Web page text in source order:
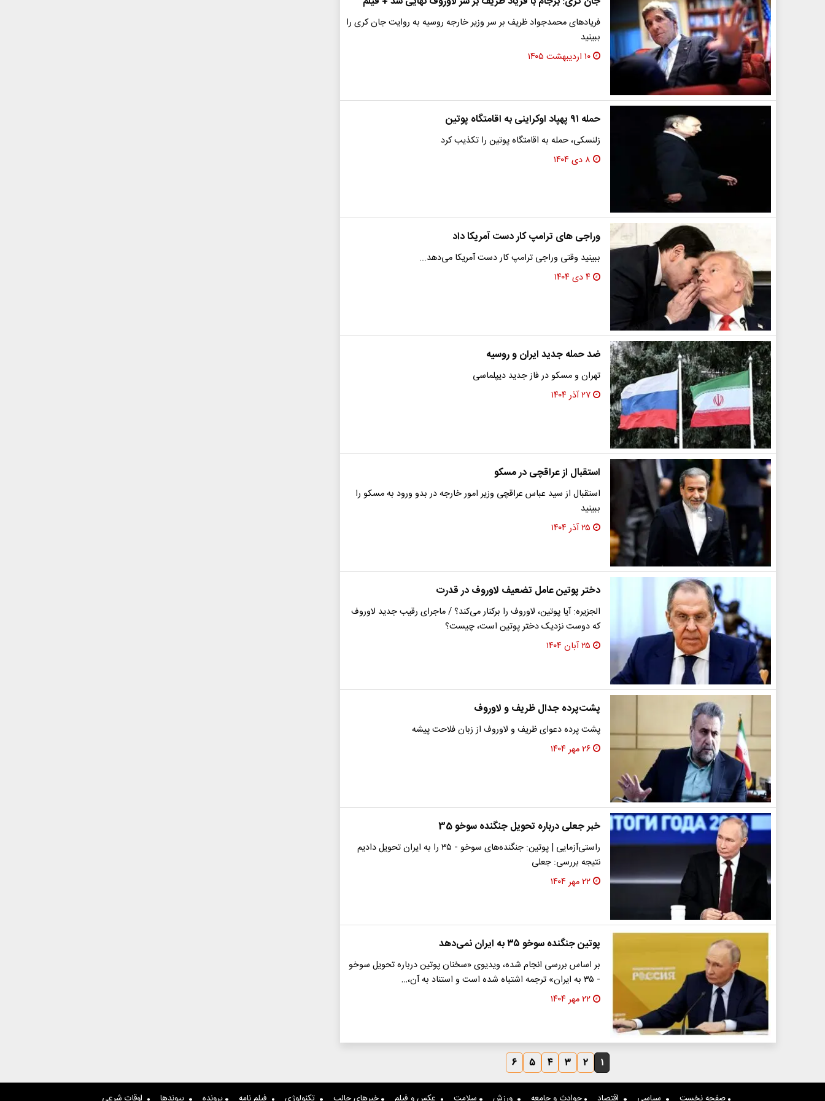
فریادهای محمدجواد ظریف بر سر وزیر خارجه روسیه به روایت جان کری را
ببینید
۱۰ اردیبهشت ۱۴۰۵
حمله ۹۱ پهپاد اوکراینی به اقامتگاه پوتین
زلنسکی، حمله به اقامتگاه پوتین را تکذیب کرد
۸ دی ۱۴۰۴
وراجی های ترامپ کار دست آمریکا داد
ببینید وقتی وراجی ترامپ کار دست آمریکا می‌دهد...
۴ دی ۱۴۰۴
ضد حمله جدید ایران و روسیه
تهران و مسکو در فاز جدید دیپلماسی
۲۷ آذر ۱۴۰۴
استقبال از عراقچی در مسکو
استقبال از سید عباس عراقچی وزیر امور خارجه در بدو ورود به مسکو را
ببینید
۲۵ آذر ۱۴۰۴
دختر پوتین عامل تضعیف لاوروف در قدرت
الجزیره: آیا پوتین، لاوروف را برکنار می‌کند؟ / ماجرای رقیب جدید لاوروف
که دوست نزدیک دختر پوتین است، چیست؟
۲۵ آبان ۱۴۰۴
پشت‌پرده جدال ظریف و لاوروف
پشت پرده دعوای ظریف و لاوروف از زبان فلاحت پیشه
۲۶ مهر ۱۴۰۴
خبر جعلی درباره تحویل جنگنده سوخو 35
راستی‌آزمایی | پوتین: جنگنده‌های سوخو - ۳۵ را به ایران تحویل دادیم
نتیجه بررسی: جعلی
۲۲ مهر ۱۴۰۴
پوتین جنگنده‌ سوخو ۳۵ به ایران نمی‌دهد
بر اساس بررسی انجام شده، ویدیوی «سخنان پوتین درباره تحویل سوخو
- ۳۵ به ایران» ترجمه اشتباه شده است و استناد به آن،…
۲۲ مهر ۱۴۰۴
۱ ۲ ۳ ۴ ۵ ۶